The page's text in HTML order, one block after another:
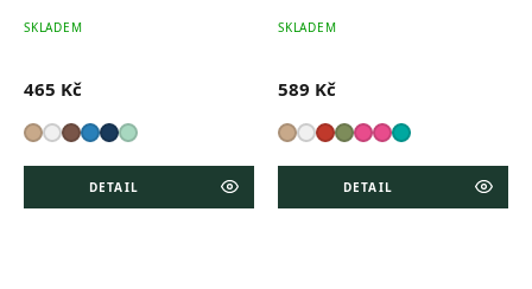
SKLADEM
465 Kč
DETAIL
SKLADEM
589 Kč
DETAIL